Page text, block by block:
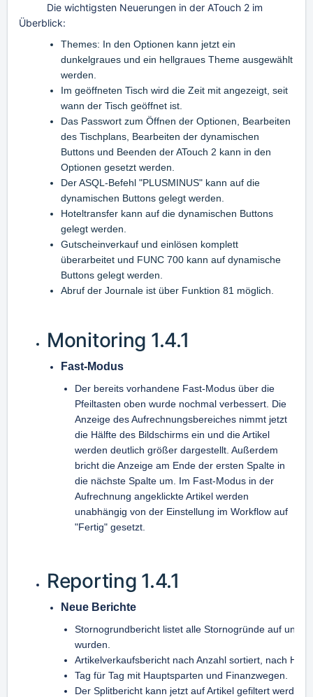
Die wichtigsten Neuerungen in der ATouch 2 im
Überblick:
Themes: In den Optionen kann jetzt ein
dunkelgraues und ein hellgraues Theme ausgewählt
werden.
Im geöffneten Tisch wird die Zeit mit angezeigt, seit
wann der Tisch geöffnet ist.
Das Passwort zum Öffnen der Optionen, Bearbeiten
des Tischplans, Bearbeiten der dynamischen
Buttons und Beenden der ATouch 2 kann in den
Optionen gesetzt werden.
Der ASQL-Befehl "PLUSMINUS" kann auf die
dynamischen Buttons gelegt werden.
Hoteltransfer kann auf die dynamischen Buttons
gelegt werden.
Gutscheinverkauf und einlösen komplett
überarbeitet und FUNC 700 kann auf dynamische
Buttons gelegt werden.
Abruf der Journale ist über Funktion 81 möglich.
Monitoring 1.4.1
Fast-Modus
Der bereits vorhandene Fast-Modus über die
Pfeiltasten oben wurde nochmal verbessert. Die
Anzeige des Aufrechnungsbereiches nimmt jetzt
die Hälfte des Bildschirms ein und die Artikel
werden deutlich größer dargestellt. Außerdem
bricht die Anzeige am Ende der ersten Spalte in
die nächste Spalte um. Im Fast-Modus in der
Aufrechnung angeklickte Artikel werden
unabhängig von der Einstellung im Workflow auf
"Fertig" gesetzt.
Reporting 1.4.1
Neue Berichte
Stornogrundbericht listet alle Stornogründe auf und
wurden.
Artikelverkaufsbericht nach Anzahl sortiert, nach
Tag für Tag mit Hauptsparten und Finanzwegen.
Der Splitbericht kann jetzt auf Artikel gefiltert werden.